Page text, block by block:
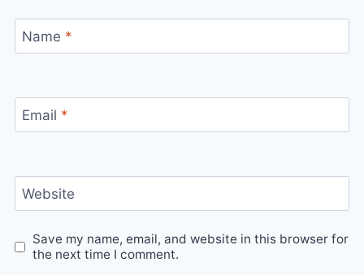
Name *
Email *
Website
Save my name, email, and website in this browser for
the next time I comment.